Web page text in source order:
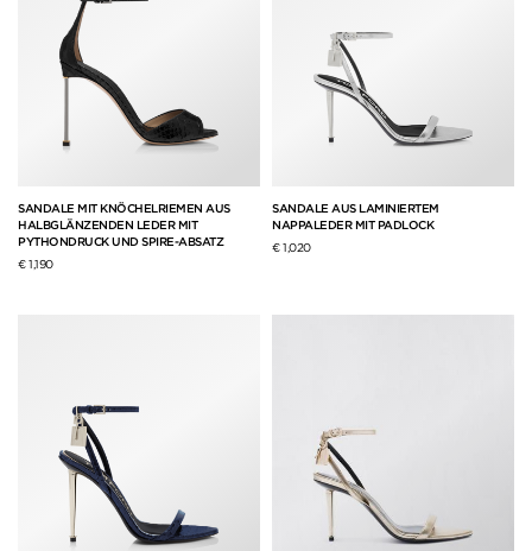
SANDALE MIT KNÖCHELRIEMEN AUS
HALBGLÄNZENDEN LEDER MIT
PYTHONDRUCK UND SPIRE-ABSATZ
€ 1,190
SANDALE AUS LAMINIERTEM
NAPPALEDER MIT PADLOCK
€ 1,020